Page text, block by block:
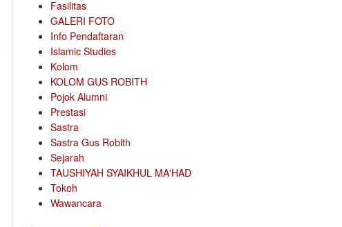
Fasilitas
GALERI FOTO
Info Pendaftaran
Islamic Studies
Kolom
KOLOM GUS ROBITH
Pojok Alumni
Prestasi
Sastra
Sastra Gus Robith
Sejarah
TAUSHIYAH SYAIKHUL MA'HAD
Tokoh
Wawancara